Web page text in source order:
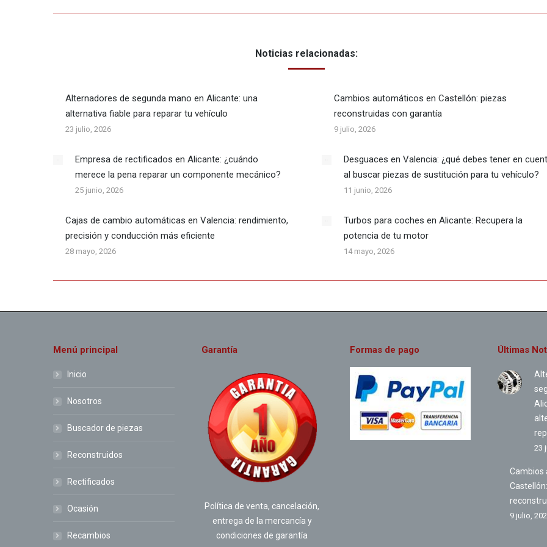
Noticias relacionadas:
Alternadores de segunda mano en Alicante: una
alternativa fiable para reparar tu vehículo
23 julio, 2026
Cambios automáticos en Castellón: piezas
reconstruidas con garantía
9 julio, 2026
Empresa de rectificados en Alicante: ¿cuándo
merece la pena reparar un componente mecánico?
25 junio, 2026
Desguaces en Valencia: ¿qué debes tener en
al buscar piezas de sustitución para tu vehículo?
11 junio, 2026
Cajas de cambio automáticas en Valencia: rendimiento,
precisión y conducción más eficiente
28 mayo, 2026
Turbos para coches en Alicante: Recupera la
potencia de tu motor
14 mayo, 2026
Menú principal
Inicio
Nosotros
Buscador de piezas
Reconstruidos
Rectificados
Ocasión
Recambios
Garantía
Política de venta, cancelación,
entrega de la mercancía y
condiciones de garantía
Formas de pago Últimas
23
Cambios
9 julio,